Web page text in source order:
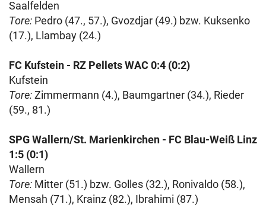
Saalfelden
Tore: Pedro (47., 57.), Gvozdjar (49.) bzw. Kuksenko
(17.), Llambay (24.)
FC Kufstein - RZ Pellets WAC 0:4 (0:2)
Kufstein
Tore:Zimmermann (4.), Baumgartner (34.), Rieder
(59., 81.)
SPG Wallern/St. Marienkirchen - FC Blau-Weiß Linz
1:5 (0:1)
Wallern
Tore: Mitter (51.) bzw. Golles (32.), Ronivaldo (58.),
Mensah (71.), Krainz (82.), Ibrahimi (87.)